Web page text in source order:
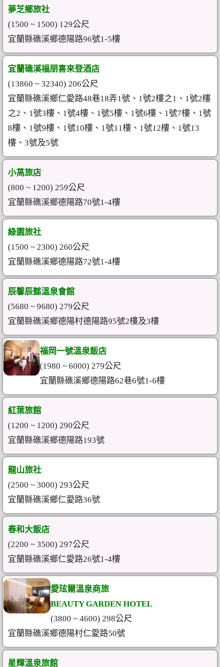
夢芝鄉旅社
(1500 ~ 1500) 129公尺
宜蘭縣礁溪鄉德陽路96號1-5樓
宜蘭礁溪福朋喜來登酒店
(13860 ~ 32340) 206公尺
宜蘭縣礁溪鄉仁愛路48巷18弄1號、1號2樓之1、1號2樓
之2、1號3樓、1號4樓、1號5樓、1號6樓、1號7樓、1號
8樓、1號9樓、1號10樓、1號11樓、1號12樓、1號13
樓、3號及5號
小萵旅店
(800 ~ 1200) 259公尺
宜蘭縣礁溪鄉德陽路70號1-4樓
綠園旅社
(1500 ~ 2300) 260公尺
宜蘭縣礁溪鄉德陽路72號1-4樓
辰馨辰懿溫泉會館
(5680 ~ 9680) 279公尺
宜蘭縣礁溪鄉德陽村德陽路95號2樓及3樓
福岡一號溫泉飯店
(1980 ~ 6000) 279公尺
宜蘭縣礁溪鄉德陽路62巷6號1-6樓
紅葉旅館
(1200 ~ 1200) 290公尺
宜蘭縣礁溪鄉德陽路193號
龍山旅社
(2500 ~ 3000) 293公尺
宜蘭縣礁溪鄉仁愛路36號
春和大飯店
(2200 ~ 3500) 297公尺
宜蘭縣礁溪鄉仁愛路26號1-4樓
愛玹爾溫泉商旅
BEAUTY GARDEN HOTEL
(3800 ~ 4600) 298公尺
宜蘭縣礁溪鄉德陽村仁愛路50號
星輝溫泉旅館